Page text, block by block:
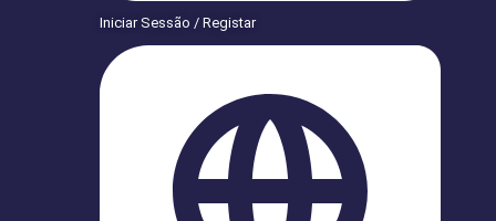
Iniciar Sessão / Registar